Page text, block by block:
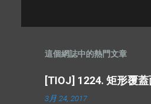
這個網誌中的熱門文章
[TIOJ] 1224. 矩形覆
3月 24, 2017